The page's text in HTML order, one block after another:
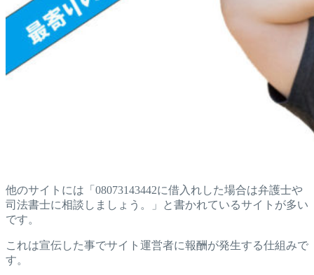
他のサイトには「08073143442に借入れした場合は弁護士や
司法書士に相談しましょう。」と書かれているサイトが多い
です。
これは宣伝した事でサイト運営者に報酬が発生する仕組みで
す。